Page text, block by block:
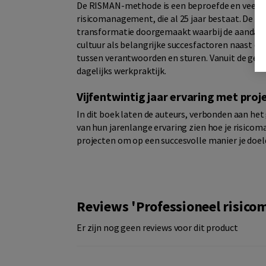
De RISMAN-methode is een beproefde en
risicomanagement, die al 25 jaar bestaat. De
transformatie doorgemaakt waarbij de
cultuur als belangrijke succesfactoren naast
tussen verantwoorden en sturen. Vanuit de
dagelijks werkpraktijk.
Vijfentwintig jaar ervaring met
In dit boek laten de auteurs, verbonden aan
van hun jarenlange ervaring zien hoe je
projecten om op een succesvolle manier je
Reviews 'Professioneel
Er zijn nog geen reviews voor dit product